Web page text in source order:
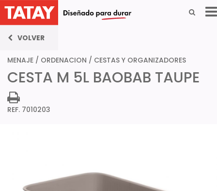
VOLVER
MENAJE / ORDENACION / CESTAS Y ORGANIZADORES
CESTA M 5L BAOBAB TAUPE
REF. 7010203